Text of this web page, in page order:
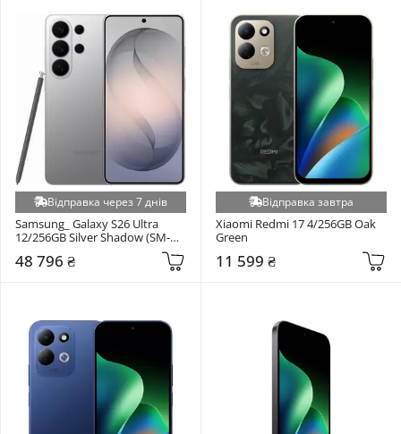
Відправка через 7 днів
Samsung_ Galaxy S26 Ultra
12/256GB Silver Shadow (SM-
48 796 ₴
Відправка завтра
Xiaomi Redmi 17 4/256GB Oak
Green
11 599 ₴